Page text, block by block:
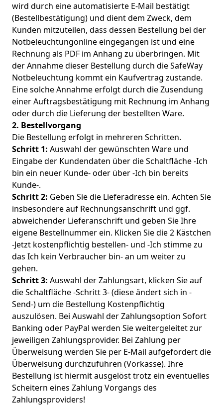
wird durch eine automatisierte E-Mail bestätigt
(Bestellbestätigung) und dient dem Zweck, dem
Kunden mitzuteilen, dass dessen Bestellung bei der
Notbeleuchtungonline eingegangen ist und eine
Rechnung als PDF im Anhang zu überbringen. Mit
der Annahme dieser Bestellung durch die SafeWay
Notbeleuchtung kommt ein Kaufvertrag zustande.
Eine solche Annahme erfolgt durch die Zusendung
einer Auftragsbestätigung mit Rechnung im Anhang
oder durch die Lieferung der bestellten Ware.
2. Bestellvorgang
Die Bestellung erfolgt in mehreren Schritten.
Schritt 1: Auswahl der gewünschten Ware und
Eingabe der Kundendaten über die Schaltfläche -Ich
bin ein neuer Kunde- oder über -Ich bin bereits
Kunde-.
Schritt 2: Geben Sie die Lieferadresse ein. Achten Sie
insbesondere auf Rechnungsanschrift und ggf.
abweichender Lieferanschrift und geben Sie Ihre
eigene Bestellnummer ein. Klicken Sie die 2 Kästchen
-Jetzt kostenpflichtig bestellen- und -Ich stimme zu
das Ich kein Verbraucher bin- an um weiter zu
gehen.
Schritt 3: Auswahl der Zahlungsart, klicken Sie auf
die Schaltfläche -Schritt 3- (diese ändert sich in -
Send-) um die Bestellung Kostenpflichtig
auszulösen. Bei Auswahl der Zahlungsoption Sofort
Banking oder PayPal werden Sie weitergeleitet zur
jeweiligen Zahlungsprovider. Bei Zahlung per
Überweisung werden Sie per E-Mail aufgefordert die
Überweisung durchzuführen (Vorkasse). Ihre
Bestellung ist hiermit ausgelöst trotz ein eventuelles
Scheitern eines Zahlung Vorgangs des
Zahlungsproviders!